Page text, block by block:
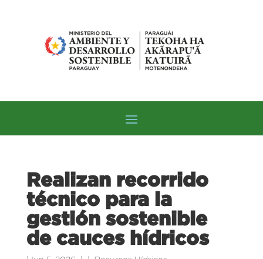
Realizan recorrido
técnico para la
gestión sostenible
de cauces hídricos